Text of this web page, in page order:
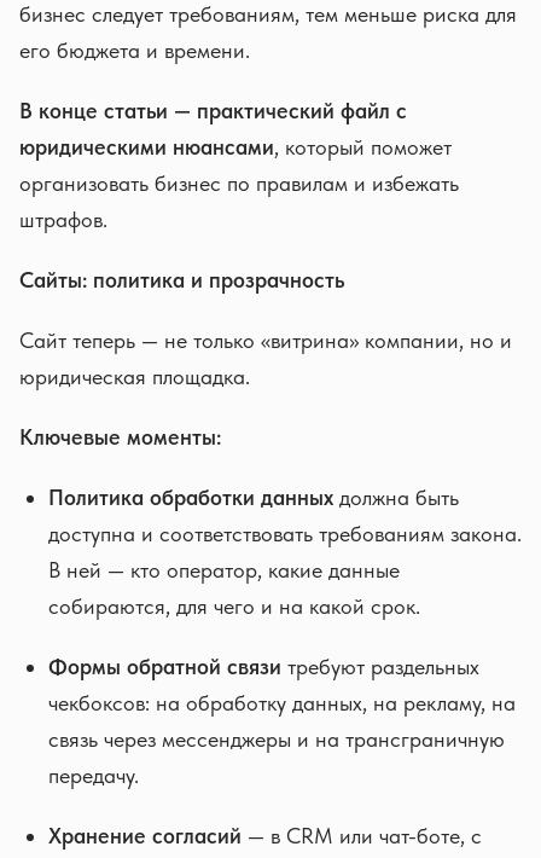
бизнес следует требованиям, тем меньше риска для
его бюджета и времени.
В конце статьи — практический файл с
юридическими нюансами, который поможет
организовать бизнес по правилам и избежать
штрафов.
Сайты: политика и прозрачность
Сайт теперь — не только «витрина» компании, но и
юридическая площадка.
Ключевые моменты:
Политика обработки данных должна быть
доступна и соответствовать требованиям закона.
В ней — кто оператор, какие данные
собираются, для чего и на какой срок.
Формы обратной связи требуют раздельных
чекбоксов: на обработку данных, на рекламу, на
связь через мессенджеры и на трансграничную
передачу.
Хранение согласий — в CRM или чат-боте, с